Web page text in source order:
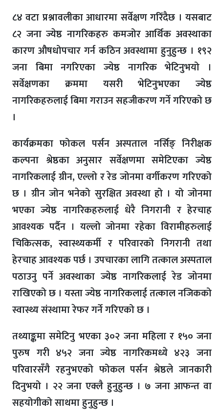
८४ वटा प्रश्नावलीका आधारमा सर्वेक्षण गरिँदैछ । यसबाट
८२ जना ज्येष्ठ नागरिकहरु कमजोर आर्थिक अवस्थाका
कारण औषधोपचार गर्न कठिन अवस्थामा हुनुहुन्छ । १९२
जना बिमा नगरिएका ज्येष्ठ नागरिक भेटिनुभयो ।
सर्वेक्षणका क्रममा यसरी भेटिनुभएका ज्येष्ठ
नागरिकहरुलाई बिमा गराउन सहजीकरण गर्ने गरिएको छ
।
कार्यक्रमका फोकल पर्सन अस्पताल नर्सिङ् निरीक्षक
कल्पना श्रेष्ठका अनुसार सर्वेक्षणमा समेटिएका ज्येष्ठ
नागरिकलाई ग्रीन, एल्लो र रेड जोनमा वर्गीकरण गरिएको
छ । ग्रीन जोन भनेको सुरक्षित अवस्था हो । यो जोनमा
भएका ज्येष्ठ नागरिकहरुलाई धेरै निगरानी र हेरचाह
आवश्यक पर्दैन । यल्लो जोनमा रहेका विरामीहरुलाई
चिकित्सक, स्वास्थ्यकर्मी र परिवारको निगरानी तथा
हेरचाह आवश्यक पर्छ । उपचारका लागि तत्काल अस्पताल
पठाउनु पर्ने अवस्थाका ज्येष्ठ नागरिकलाई रेड जोनमा
राखिएको छ । यस्ता ज्येष्ठ नागरिकलाई तत्काल नजिकको
स्वास्थ्य संस्थामा रेफर गर्ने गरिएको छ ।
तथ्याङ्कमा समेटिनु भएका ३०२ जना महिला र १५० जना
पुरुष गरी ४५२ जना ज्येष्ठ नागरिकमध्ये ४२३ जना
परिवारसँगै रहनुभएको फोकल पर्सन श्रेष्ठले जानकारी
दिनुभयो । २२ जना एक्लै हुनुहुन्छ । ७ जना आफन्त वा
सहयोगीको साथमा हुनुहुन्छ ।